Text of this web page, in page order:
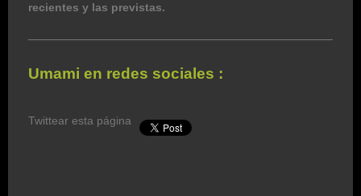
recientes y las previstas.
Umami en redes sociales :
Twittear esta página